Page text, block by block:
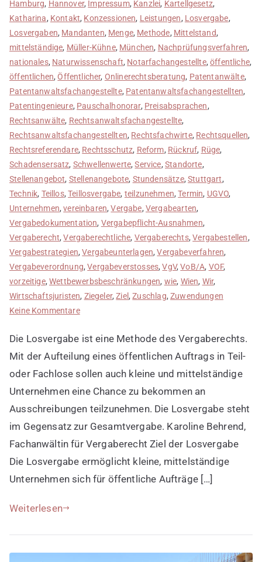
Hamburg, Hannover, Impressum, Kanzlei, Kartellgesetz,
Katharina, Kontakt, Konzessionen, Leistungen, Losvergabe,
Losvergaben, Mandanten, Menge, Methode, Mittelstand,
mittelständige, Müller-Kühne, München, Nachprüfungsverfahren,
nationales, Naturwissenschaft, Notarfachangestellte,öffentliche,
öffentlichen,Öffentlicher, Onlinerechtsberatung, Patentanwälte,
Patentanwaltsfachangestellte, Patentanwaltsfachangestellten,
Patentingenieure, Pauschalhonorar, Preisabsprachen,
Rechtsanwälte, Rechtsanwaltsfachangestellte,
Rechtsanwaltsfachangestellten, Rechtsfachwirte, Rechtsquellen,
Rechtsreferendare, Rechtsschutz, Reform, Rückruf, Rüge,
Schadensersatz, Schwellenwerte,Service,Standorte,
Stellenangebot, Stellenangebote, Stundensätze,Stuttgart,
Technik, Teillos,Teillosvergabe, teilzunehmen,Termin, UGVO,
Unternehmen,vereinbaren,Vergabe, Vergabearten,
Vergabedokumentation, Vergabepflicht-Ausnahmen,
Vergaberecht,Vergaberechtliche, Vergaberechts,Vergabestellen,
Vergabestrategien,Vergabeunterlagen,Vergabeverfahren,
Vergabeverordnung,Vergabeverstosses,VgV,VoB/A, VOF,
vorzeitige,Wettbewerbsbeschränkungen, wie, Wien, Wir,
Wirtschaftsjuristen, Ziegeler,Ziel,Zuschlag,Zuwendungen
Keine Kommentarezu
einsetzen
Die Losvergabe ist eine Methode des Vergaberechts.
Mit der Aufteilung eines öffentlichen Auftrags in Teil-
oder Fachlose sollen auch kleine und mittelständige
Unternehmen eine Chance zu bekommen an
Ausschreibungen teilzunehmen. Die Losvergabe steht
im Gegensatz zur Gesamtvergabe. Karoline Behrend,
Fachanwältin für Vergaberecht Ziel der Losvergabe
Die Losvergabe ermöglicht kleine, mittelständige
Unternehmen sich für öffentliche Aufträge […]
Weiterlesen